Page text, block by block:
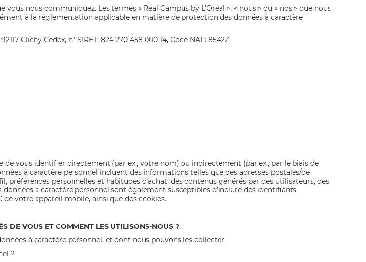
nous communiquez. Les termes « Real Campus by L’Oréal », « nous » ou « nos » que nous
à la réglementation applicable en matière de protection des données à caractère
Clichy Cedex, n° SIRET: 824 270 458 000 14, Code NAF: 8542Z
vous identifier directement (par ex., votre nom) ou indirectement (par ex., par le biais de
à caractère personnel incluent des informations telles que des adresses postales/de
personnelles et habitudes d’achat, des contenus générés par des utilisateurs, des
à caractère personnel sont également susceptibles d’inclure des identifiants
de votre appareil mobile, ainsi que des cookies.
DE VOUS ET COMMENT LES UTILISONS-NOUS ?
à caractère personnel, et dont nous pouvons les collecter.
?